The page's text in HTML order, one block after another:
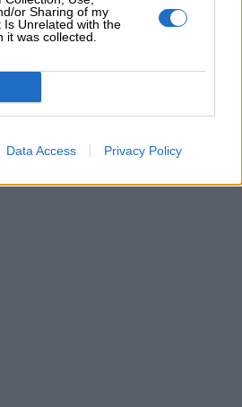
or Sharing of my
Is Unrelated with the
it was collected.
Data Access Privacy Policy